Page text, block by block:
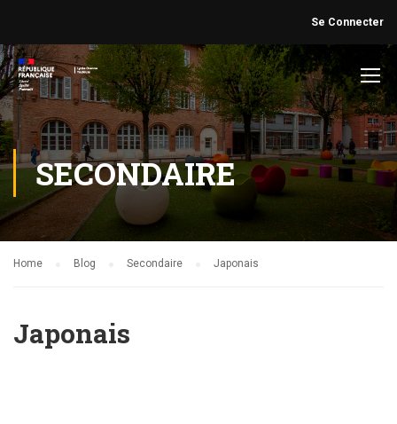
Se Connecter
SECONDAIRE
Home Blog Secondaire Japonais
Japonais